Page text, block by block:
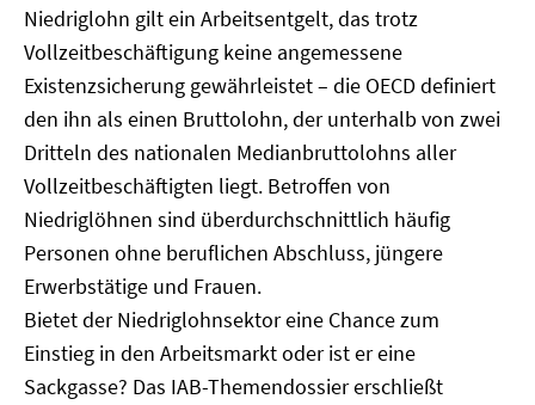
Niedriglohn gilt ein Arbeitsentgelt, das trotz
Vollzeitbeschäftigung keine angemessene
Existenzsicherung gewährleistet – die OECD definiert
den ihn als einen Bruttolohn, der unterhalb von zwei
Dritteln des nationalen Medianbruttolohns aller
Vollzeitbeschäftigten liegt. Betroffen von
Niedriglöhnen sind überdurchschnittlich häufig
Personen ohne beruflichen Abschluss, jüngere
Erwerbstätige und Frauen.
Bietet der Niedriglohnsektor eine Chance zum
Einstieg in den Arbeitsmarkt oder ist er eine
Sackgasse? Das IAB-Themendossier erschließt